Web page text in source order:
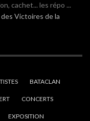
cachet... les répo ...
Victoires de la
BATACLAN
CONCERTS
EXPOSITION